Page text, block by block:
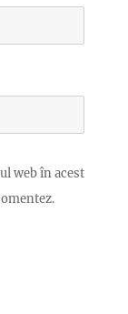
web în acest